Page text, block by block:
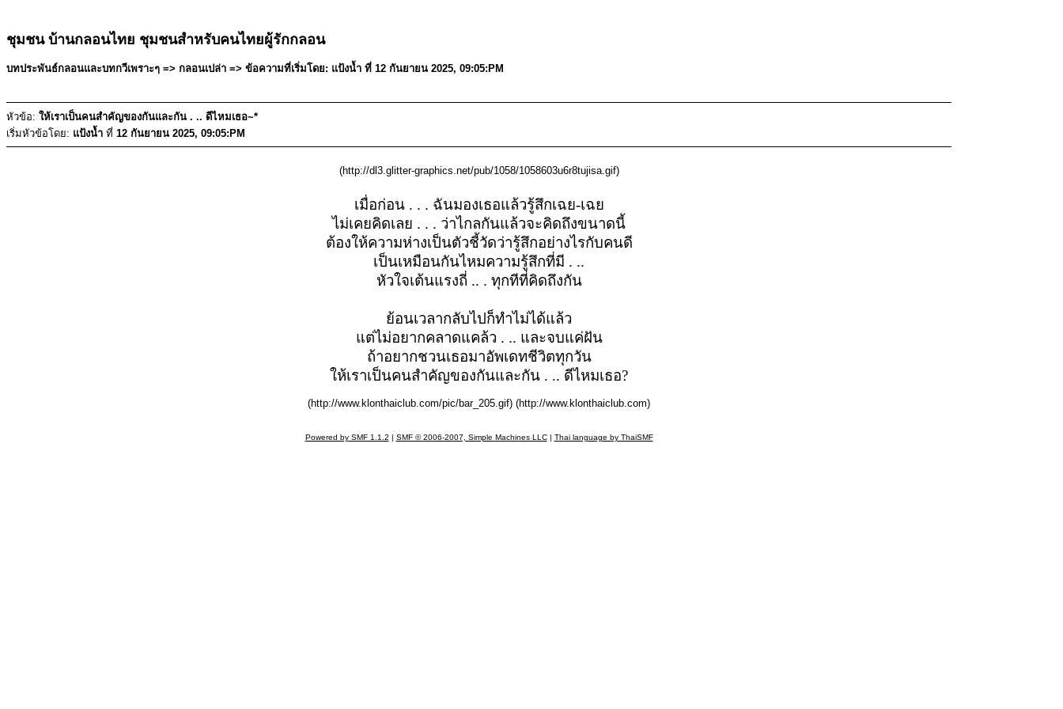
ชุมชน บ้านกลอนไทย ชุมชนสำหรับคนไทยผู้รักกลอน
บทประพันธ์กลอนและบทกวีเพราะๆ => กลอนเปล่า => ข้อความที่เริ่มโดย: แป้งน้ำ ที่ 12 กันยายน 2025, 09:05:PM
หัวข้อ: ให้เราเป็นคนสำคัญของกันและกัน . .. ดีไหมเธอ~*
เริ่มหัวข้อโดย: แป้งน้ำ ที่ 12 กันยายน 2025, 09:05:PM
(http://dl3.glitter-graphics.net/pub/1058/1058603u6r8tujisa.gif)
เมื่อก่อน . . . ฉันมองเธอแล้วรู้สึกเฉย-เฉย
ไม่เคยคิดเลย . . . ว่าไกลกันแล้วจะคิดถึงขนาดนี้
ต้องให้ความห่างเป็นตัวชี้วัดว่ารู้สึกอย่างไรกับคนดี
เป็นเหมือนกันไหมความรู้สึกที่มี . ..
หัวใจเต้นแรงถี่ .. . ทุกทีที่คิดถึงกัน
ย้อนเวลากลับไปก็ทำไม่ได้แล้ว
แต่ไม่อยากคลาดแคล้ว . .. และจบแค่ฝัน
ถ้าอยากชวนเธอมาอัพเดทชีวิตทุกวัน
ให้เราเป็นคนสำคัญของกันและกัน . .. ดีไหมเธอ?
(http://www.klonthaiclub.com/pic/bar_205.gif) (http://www.klonthaiclub.com)
Powered by SMF 1.1.2 | SMF © 2006-2007, Simple Machines LLC| Thai language by ThaiSMF